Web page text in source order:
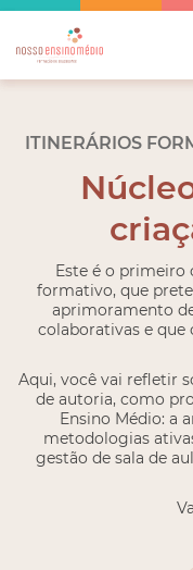
ITINERÁRIOS
Este é o
formativo, que
aprimoramento
colaborativas e
Aqui, você vai refletir
de autoria, como
Ensino Médio: a
metodologias
gestão de sala de